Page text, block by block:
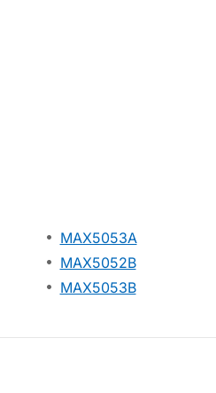
MAX5053A
MAX5052B
MAX5053B